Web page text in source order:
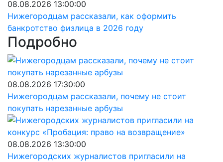
08.08.2026 13:00:00
Нижегородцам рассказали, как оформить
банкротство физлица в 2026 году
Подробно
08.08.2026 17:30:00
Нижегородцам рассказали, почему не стоит
покупать нарезанные арбузы
08.08.2026 13:30:00
Нижегородских журналистов пригласили на